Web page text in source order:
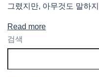
그렸지만, 아무것도 말하
Read more
검색